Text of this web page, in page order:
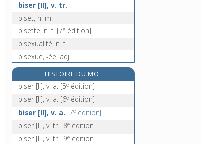
biser [II], v. tr.
biset, n. m.
bisette, n. f. [7e édition]
bisexualité, n. f.
bisexué, -ée, adj.
bisexuel, -elle, adj.
bislingua[4eédition]
bismuth, n. m.
bismuthé, -ée, adj.
HISTOIRE DU MOT
biser [II], v. a. [5e édition]
biser [II], v. a. [6e édition]
biser [II], v. a. [7e édition]
biser [II], v. tr. [8e édition]
biser [II], v. tr. [9e édition]